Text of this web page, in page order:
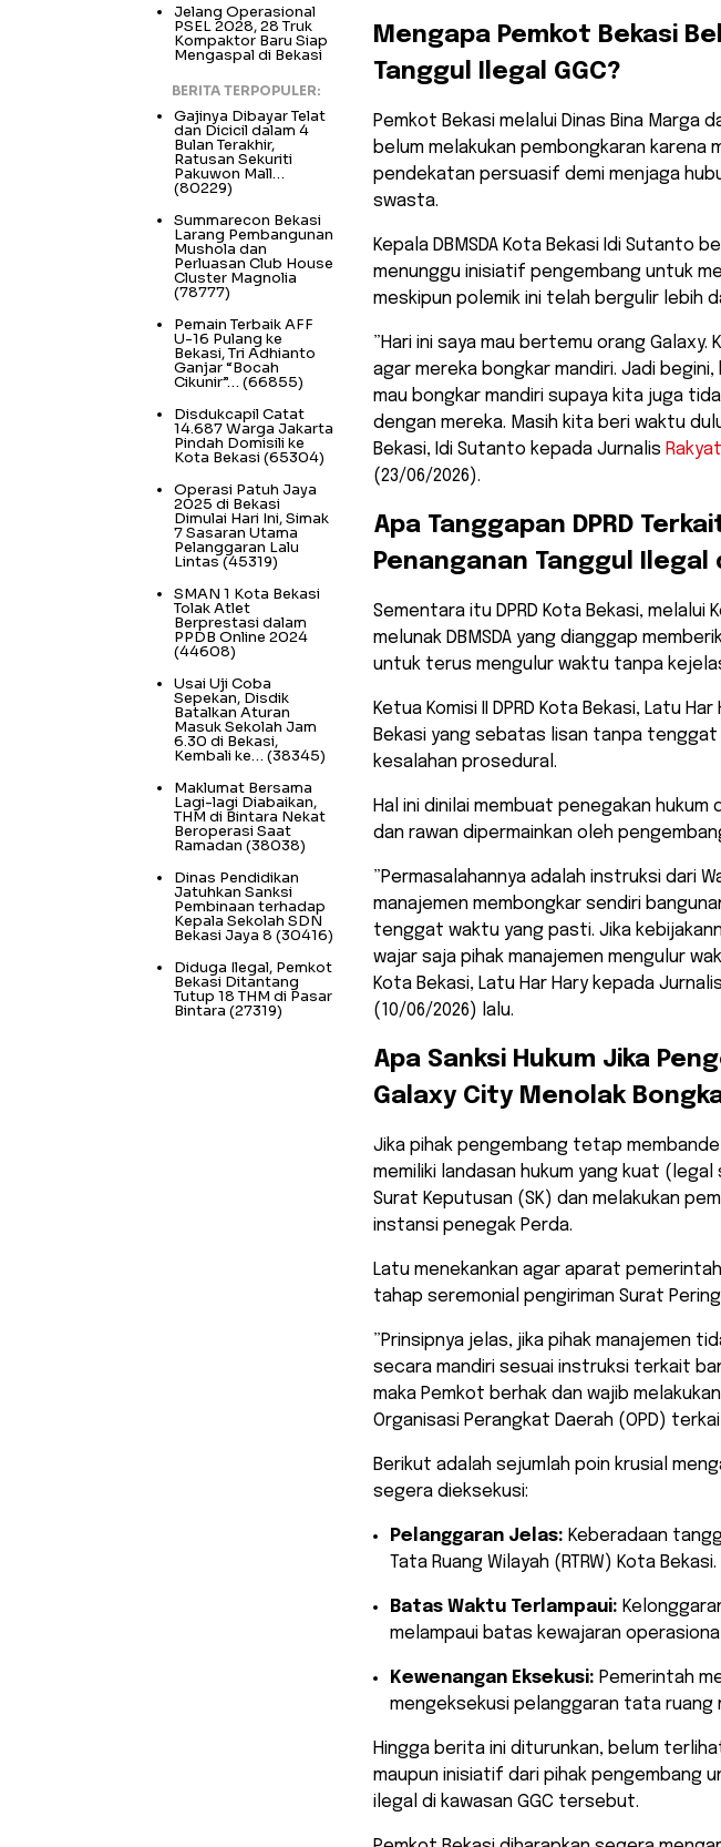
​Mengapa Pemkot Bekasi
Tanggul Ilegal GGC?
​Pemkot Bekasi melalui Dinas Bina Marga
belum melakukan pembongkaran karena
pendekatan persuasif demi menjaga
swasta.
Kepala DBMSDA Kota Bekasi Idi Sutanto
menunggu inisiatif pengembang untuk
meskipun polemik ini telah bergulir lebih
​”Hari ini saya mau bertemu orang Galaxy.
agar mereka bongkar mandiri. Jadi
mau bongkar mandiri supaya kita juga
dengan mereka. Masih kita beri waktu
Bekasi, Idi Sutanto kepada Jurnalis
(23/06/2026).
​Apa Tanggapan DPRD
Penanganan Tanggul Ilegal
Sementara itu ​DPRD Kota Bekasi, melalui
melunak DBMSDA yang dianggap
untuk terus mengulur waktu tanpa
Ketua Komisi II DPRD Kota Bekasi, Latu
Bekasi yang sebatas lisan tanpa
kesalahan prosedural.
Hal ini dinilai membuat penegakan hukum
dan rawan dipermainkan oleh
​”Permasalahannya adalah instruksi dari
manajemen membongkar sendiri
tenggat waktu yang pasti. Jika
wajar saja pihak manajemen mengulur
Kota Bekasi, Latu Har Hary kepada Jurnalis
(10/06/2026) lalu.
​Apa Sanksi Hukum Jika
Galaxy City Menolak
​Jika pihak pengembang tetap
memiliki landasan hukum yang kuat
Surat Keputusan (SK) dan melakukan
instansi penegak Perda.
Latu menekankan agar aparat
tahap seremonial pengiriman Surat
​”Prinsipnya jelas, jika pihak manajemen
secara mandiri sesuai instruksi terkait
maka Pemkot berhak dan wajib
Organisasi Perangkat Daerah (OPD)
​Berikut adalah sejumlah poin krusial
segera dieksekusi:
Pelanggaran Jelas: Keberadaan
Tata Ruang Wilayah (RTRW) Kota Bekasi.
Batas Waktu Terlampaui:
melampaui batas kewajaran
Kewenangan Eksekusi: Pemerintah
mengeksekusi pelanggaran tata ruang
​Hingga berita ini diturunkan, belum
maupun inisiatif dari pihak pengembang
ilegal di kawasan GGC tersebut.
Jelang Operasional
PSEL 2028, 28 Truk
Kompaktor Baru Siap
Mengaspal di Bekasi
BERITA TERPOPULER:
Gajinya Dibayar Telat
dan Dicicil dalam 4
Bulan Terakhir,
Ratusan Sekuriti
Pakuwon Mall…
(80229)
Summarecon Bekasi
Larang Pembangunan
Mushola dan
Perluasan Club House
Cluster Magnolia
(78777)
Pemain Terbaik AFF
U-16 Pulang ke
Bekasi, Tri Adhianto
Ganjar “Bocah
Cikunir”… (66855)
Disdukcapil Catat
14.687 Warga Jakarta
Pindah Domisili ke
Kota Bekasi (65304)
Operasi Patuh Jaya
2025 di Bekasi
Dimulai Hari Ini, Simak
7 Sasaran Utama
Pelanggaran Lalu
Lintas(45319)
SMAN 1 Kota Bekasi
Tolak Atlet
Berprestasi dalam
PPDB Online 2024
(44608)
Usai Uji Coba
Sepekan, Disdik
Batalkan Aturan
Masuk Sekolah Jam
6.30 di Bekasi,
Kembali ke… (38345)
Maklumat Bersama
Lagi-lagi Diabaikan,
THM di Bintara Nekat
Beroperasi Saat
Ramadan (38038)
Dinas Pendidikan
Jatuhkan Sanksi
Pembinaan terhadap
Kepala Sekolah SDN
Bekasi Jaya 8 (30416)
Diduga Ilegal, Pemkot
Bekasi Ditantang
Tutup 18 THM di Pasar
Bintara (27319)